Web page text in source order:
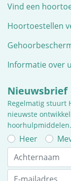
Vind een
Hoortoestellen
Informatie over
Nieuwsbrief
Regelmatig stuurt
nieuwste
hoorhulpmiddelen.
Heer